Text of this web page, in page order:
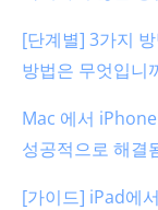
[단계별] 3가지
방법은 무엇입니
Mac 에서
성공적으로 해결
[가이드] iPad에